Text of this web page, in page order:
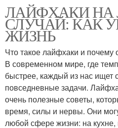
ЛАЙФХАКИ
СЛУЧАЙ: КАК
ЖИЗНЬ
Что такое лайфхаки и почему
В современном мире, где
быстрее, каждый из нас ищет
повседневные задачи.
очень полезные советы,
время, силы и нервы. Они
любой сфере жизни: на